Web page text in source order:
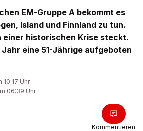
EM-Gruppe A bekommt es
Island und Finnland zu tun.
einer historischen Krise steckt.
Jahr eine 51-Jährige aufgeboten
10:17 Uhr
06:39 Uhr
Kommentieren